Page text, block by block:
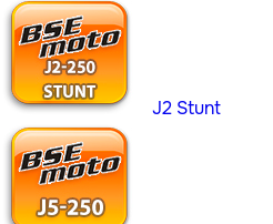
J2 Stunt